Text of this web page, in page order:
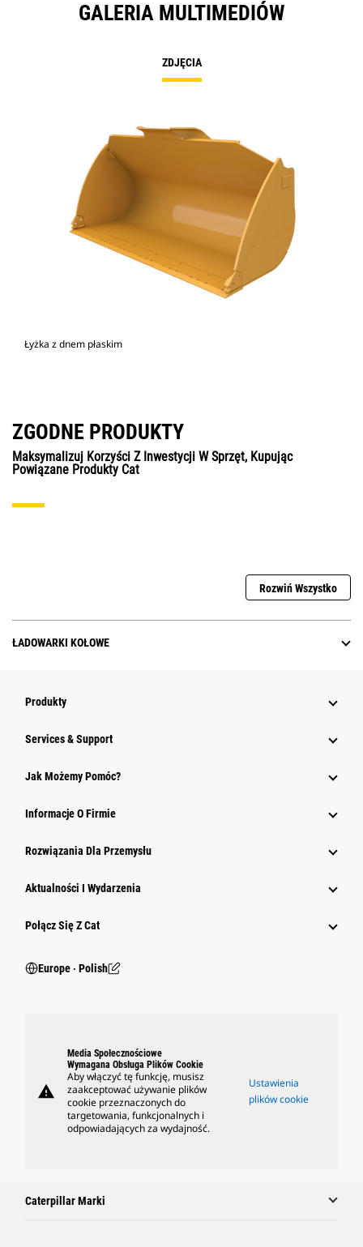
GALERIA MULTIMEDIÓW
ZDJĘCIA
Łyżka z dnem płaskim
ZGODNE PRODUKTY
Maksymalizuj Korzyści Z Inwestycji W Sprzęt, Kupując
Powiązane Produkty Cat
Rozwiń Wszystko
ŁADOWARKI KOŁOWE
Produkty
Services & Support
Jak Możemy Pomóc?
Informacje O Firmie
Rozwiązania Dla Przemysłu
Aktualności I Wydarzenia
Połącz Się Z Cat
Europe ‧ Polish
warning
Media Społecznościowe
Wymagana Obsługa Plików Cookie
Aby włączyć tę funkcję, musisz
zaakceptować używanie plików
cookie przeznaczonych do
targetowania, funkcjonalnych i
odpowiadających za wydajność.
Ustawienia
plików cookie
Caterpillar Marki